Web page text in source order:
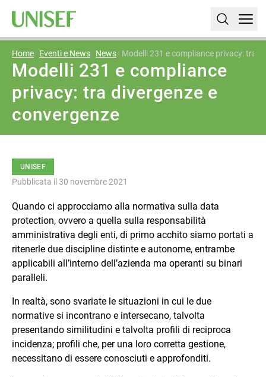
Home Eventi e News News Modelli 231 e compliance privacy: tra
Modelli 231 e compliance
privacy: tra divergenze e
convergenze
UNISEF
Pubblicata il 30 novembre 2021
Quando ci approcciamo alla normativa sulla data
protection, ovvero a quella sulla responsabilità
amministrativa degli enti, di primo acchito siamo portati a
ritenerle due discipline distinte e autonome, entrambe
applicabili all’interno dell’azienda ma operanti su binari
paralleli.
In realtà, sono svariate le situazioni in cui le due
normative si incontrano e intersecano, talvolta
presentando similitudini e talvolta profili di reciproca
incidenza; profili che, per una loro corretta gestione,
necessitano di essere conosciuti e approfonditi.